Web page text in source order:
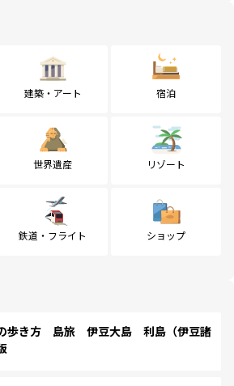
建築・アート 宿泊
世界遺産 リゾート
鉄道・フライト ショップ
歩き方 島旅 伊豆大島 利島（伊豆諸